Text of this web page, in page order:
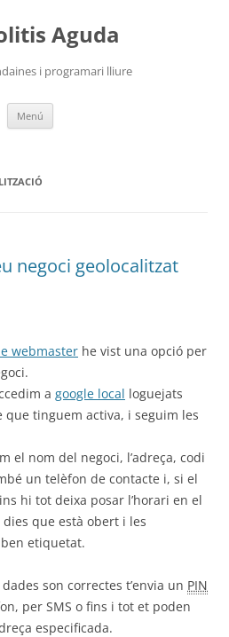
Aguda
i programari lliure
Menú
negoci geolocalitzat
webmaster he vist una opció per
a google local loguejats
que tinguem activa, i seguim les
el nom del negoci, l’adreça, codi
un telèfon de contacte i, si el
hi tot deixa posar l’horari en el
que està obert i les
etiquetat.
son correctes t’envia un PIN
per SMS o fins i tot et poden
especificada.